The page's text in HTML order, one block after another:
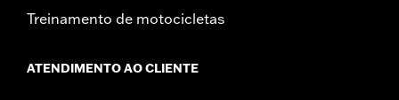
Treinamento de motocicletas
ATENDIMENTO AO CLIENTE